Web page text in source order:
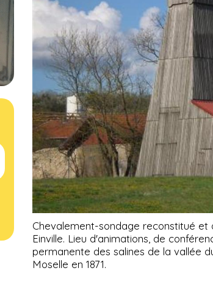
Chevalement-sondage reconstitué
Einville. Lieu d'animations, de
permanente des salines de la vallée
Moselle en 1871.